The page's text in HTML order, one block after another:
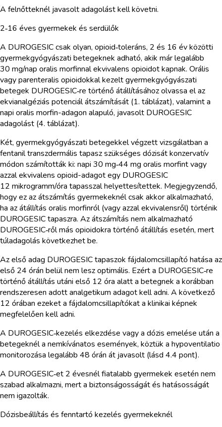
A felnőtteknél javasolt adagolást kell követni.
2‑16 éves gyermekek és serdülők
A DUROGESIC csak olyan, opioid‑toleráns, 2 és 16 év közötti
gyermekgyógyászati betegeknek adható, akik már legalább
30 mg/nap oralis morfinnal ekvivalens opioidot kapnak. Orális
vagy parenteralis opioidokkal kezelt gyermekgyógyászati
betegek DUROGESIC‑re történő átállításához olvassa el az
ekvianalgéziás potenciál átszámítását (1. táblázat), valamint a
napi oralis morfin-adagon alapuló, javasolt DUROGESIC
adagolást (4. táblázat).
Két, gyermekgyógyászati betegekkel végzett vizsgálatban a
fentanil transzdermális tapasz szükséges dózisát konzervatív
módon számították ki: napi 30 mg‑44 mg oralis morfint vagy
azzal ekvivalens opioid-adagot egy DUROGESIC
12 mikrogramm/óra tapasszal helyettesítettek. Megjegyzendő,
hogy ez az átszámítás gyermekeknél csak akkor alkalmazható,
ha az átállítás oralis morfinról (vagy azzal ekvivalensről) történik
DUROGESIC tapaszra. Az átszámítás nem alkalmazható
DUROGESIC‑ről más opioidokra történő átállítás esetén, mert
túladagolás következhet be.
Az első adag DUROGESIC tapaszok fájdalomcsillapító hatása az
első 24 órán belül nem lesz optimális. Ezért a DUROGESIC‑re
történő átállítás utáni első 12 óra alatt a betegnek a korábban
rendszeresen adott analgetikum adagot kell adni. A következő
12 órában ezeket a fájdalomcsillapítókat a klinikai képnek
megfelelően kell adni.
A DUROGESIC‑kezelés elkezdése vagy a dózis emelése után a
betegeknél a nemkívánatos események, köztük a hypoventilatio
monitorozása legalább 48 órán át javasolt (lásd 4.4 pont).
A DUROGESIC‑et 2 évesnél fiatalabb gyermekek esetén nem
szabad alkalmazni, mert a biztonságosságát és hatásosságát
nem igazolták.
Dózisbeállítás és fenntartó kezelés gyermekeknél